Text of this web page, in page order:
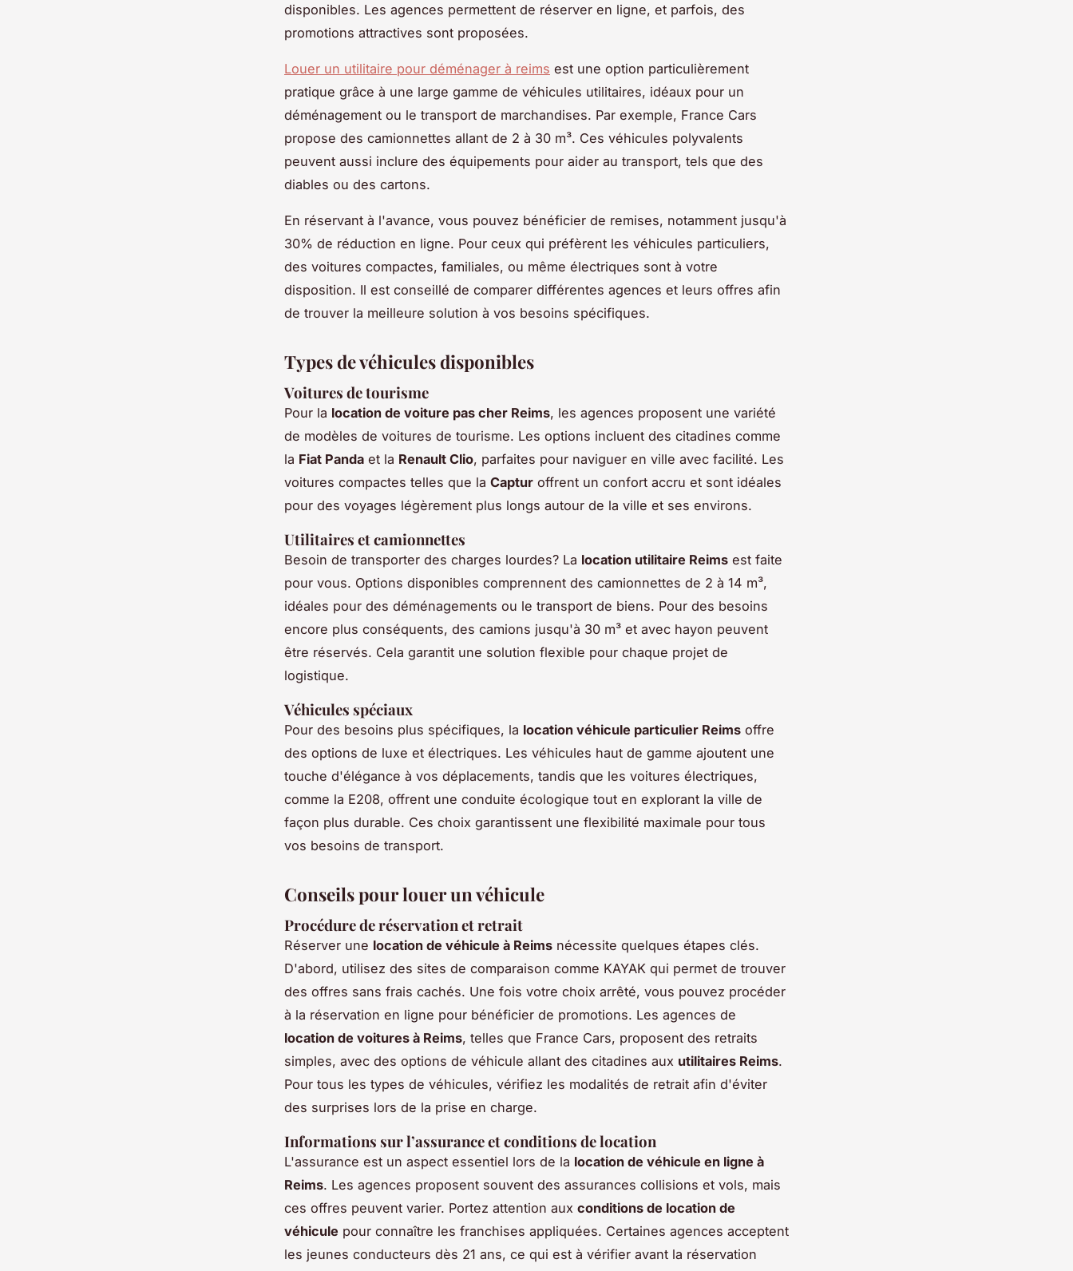
disponibles. Les agences permettent de réserver en ligne, et parfois, des
promotions attractives sont proposées.
Louer un utilitaire pour déménager à reims est une option particulièrement
pratique grâce à une large gamme de véhicules utilitaires, idéaux pour un
déménagement ou le transport de marchandises. Par exemple, France Cars
propose des camionnettes allant de 2 à 30 m³. Ces véhicules polyvalents
peuvent aussi inclure des équipements pour aider au transport, tels que des
diables ou des cartons.
En réservant à l'avance, vous pouvez bénéficier de remises, notamment jusqu'à
30% de réduction en ligne. Pour ceux qui préfèrent les véhicules particuliers,
des voitures compactes, familiales, ou même électriques sont à votre
disposition. Il est conseillé de comparer différentes agences et leurs offres afin
de trouver la meilleure solution à vos besoins spécifiques.
Types de véhicules disponibles
Voitures de tourisme
Pour la location de voiture pas cher Reims, les agences proposent une variété
de modèles de voitures de tourisme. Les options incluent des citadines comme
la Fiat Panda et la Renault Clio, parfaites pour naviguer en ville avec facilité. Les
voitures compactes telles que la Captur offrent un confort accru et sont idéales
pour des voyages légèrement plus longs autour de la ville et ses environs.
Utilitaires et camionnettes
Besoin de transporter des charges lourdes? La location utilitaire Reims est faite
pour vous. Options disponibles comprennent des camionnettes de 2 à 14 m³,
idéales pour des déménagements ou le transport de biens. Pour des besoins
encore plus conséquents, des camions jusqu'à 30 m³ et avec hayon peuvent
être réservés. Cela garantit une solution flexible pour chaque projet de
logistique.
Véhicules spéciaux
Pour des besoins plus spécifiques, la location véhicule particulier Reims offre
des options de luxe et électriques. Les véhicules haut de gamme ajoutent une
touche d'élégance à vos déplacements, tandis que les voitures électriques,
comme la E208, offrent une conduite écologique tout en explorant la ville de
façon plus durable. Ces choix garantissent une flexibilité maximale pour tous
vos besoins de transport.
Conseils pour louer un véhicule
Procédure de réservation et retrait
Réserver une location de véhicule à Reims nécessite quelques étapes clés.
D'abord, utilisez des sites de comparaison comme KAYAK qui permet de trouver
des offres sans frais cachés. Une fois votre choix arrêté, vous pouvez procéder
à la réservation en ligne pour bénéficier de promotions. Les agences de
location de voitures à Reims, telles que France Cars, proposent des retraits
simples, avec des options de véhicule allant des citadines aux utilitaires Reims.
Pour tous les types de véhicules, vérifiez les modalités de retrait afin d'éviter
des surprises lors de la prise en charge.
Informations sur l’assurance et conditions de location
L'assurance est un aspect essentiel lors de la location de véhicule en ligne à
Reims. Les agences proposent souvent des assurances collisions et vols, mais
ces offres peuvent varier. Portez attention aux conditions de location de
véhicule pour connaître les franchises appliquées. Certaines agences acceptent
les jeunes conducteurs dès 21 ans, ce qui est à vérifier avant la réservation